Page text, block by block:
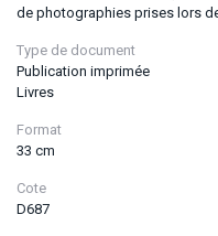
de photographies prises lors
Type de document
Publication imprimée
Livres
Format
33 cm
Cote
D687